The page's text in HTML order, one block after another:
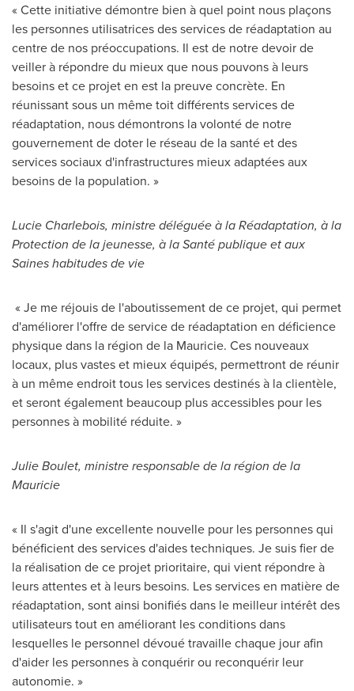
« Cette initiative démontre bien à quel point nous plaçons
les personnes utilisatrices des services de réadaptation au
centre de nos préoccupations. Il est de notre devoir de
veiller à répondre du mieux que nous pouvons à leurs
besoins et ce projet en est la preuve concrète. En
réunissant sous un même toit différents services de
réadaptation, nous démontrons la volonté de notre
gouvernement de doter le réseau de la santé et des
services sociaux d'infrastructures mieux adaptées aux
besoins de la population. »
Lucie Charlebois, ministre déléguée à la Réadaptation, à la
Protection de la jeunesse, à la Santé publique et aux
Saines habitudes de vie
« Je me réjouis de l'aboutissement de ce projet, qui permet
d'améliorer l'offre de service de réadaptation en déficience
physique dans la région de la Mauricie. Ces nouveaux
locaux, plus vastes et mieux équipés, permettront de réunir
à un même endroit tous les services destinés à la clientèle,
et seront également beaucoup plus accessibles pour les
personnes à mobilité réduite. »
Julie Boulet, ministre responsable de la région de la
Mauricie
« Il s'agit d'une excellente nouvelle pour les personnes qui
bénéficient des services d'aides techniques. Je suis fier de
la réalisation de ce projet prioritaire, qui vient répondre à
leurs attentes et à leurs besoins. Les services en matière de
réadaptation, sont ainsi bonifiés dans le meilleur intérêt des
utilisateurs tout en améliorant les conditions dans
lesquelles le personnel dévoué travaille chaque jour afin
d'aider les personnes à conquérir ou reconquérir leur
autonomie. »